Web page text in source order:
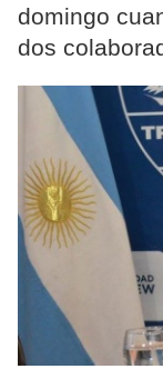
domingo
dos